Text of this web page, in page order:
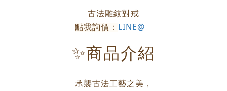
古法雕紋對戒
點我詢價： LINE@
✨商品介紹
承襲古法工藝之美，